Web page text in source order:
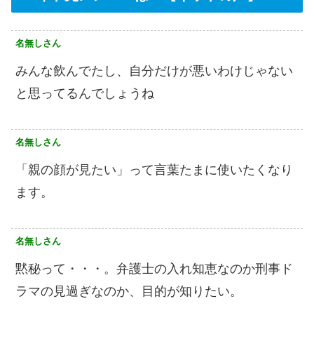
名無しさん
みんな飲んでたし、自分だけが悪いわけじゃない
と思ってるんでしょうね
名無しさん
「親の顔が見たい」って言葉たまに使いたくなり
ます。
名無しさん
黙秘って・・・。弁護士の入れ知恵なのか刑事ド
ラマの見過ぎなのか、目的が知りたい。